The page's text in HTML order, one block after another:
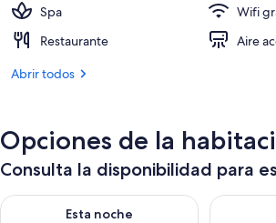
Spa
Wifi
Restaurante
Aire
Abrir todos
Opciones de la
Consulta la disponibilidad para
Esta noche
Consulta la disponibilidad para estaConsulta